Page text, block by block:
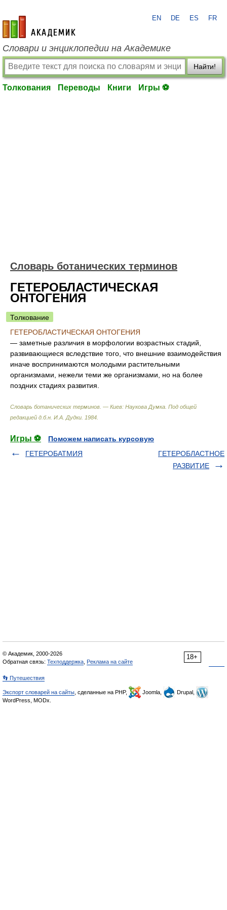
academic.ru
EN DE ES FR
Словари и энциклопедии на Академике
Найти!
Толкования Переводы Книги Игры ⚽
Словарь ботанических терминов
ГЕТЕРОБЛАСТИЧЕСКАЯ
ОНТОГЕНИЯ
Толкование
ГЕТЕРОБЛАСТИЧЕСКАЯ ОНТОГЕНИЯ
— заметные различия в морфологии возрастных стадий,
развивающиеся вследствие того, что внешние взаимодействия
иначе воспринимаются молодыми растительными
организмами, нежели теми же организмами, но на более
поздних стадиях развития.
Словарь ботанических терминов. — Киев: Наукова Думка Под общей
редакцией д.б.н. И.А. Дудки 1984
Игры ⚽
Поможем написать курсовую
ГЕТЕРОБАТМИЯ
ГЕТЕРОБЛАСТНОЕ
РАЗВИТИЕ
18+
© Академик, 2000-2026
Обратная связь: Техподдержка Реклама на сайте
👣 Путешествия
Экспорт словарей на сайты , сделанные на PHP, Joomla,
Drupal,
WordPress, MODx.